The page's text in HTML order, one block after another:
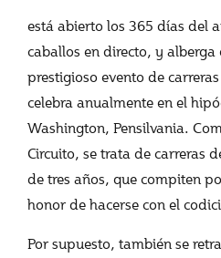
está abierto los 365 días del
caballos en directo, y alberga
prestigioso evento de
celebra anualmente en el
Washington, Pensilvania.
Circuito, se trata de carreras
de tres años, que compiten
honor de hacerse con el
Por supuesto, también se